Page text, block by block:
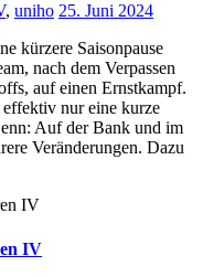
, uniho 25. Juni 2024
kürzere Saisonpause
nach dem Verpassen
auf einen Ernstkampf.
nur eine kurze
Auf der Bank und im
Veränderungen. Dazu
IV